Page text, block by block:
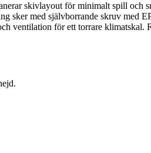
skivlayout för minimalt spill och
sker med självborrande skruv med
ventilation för ett torrare klimatskal.